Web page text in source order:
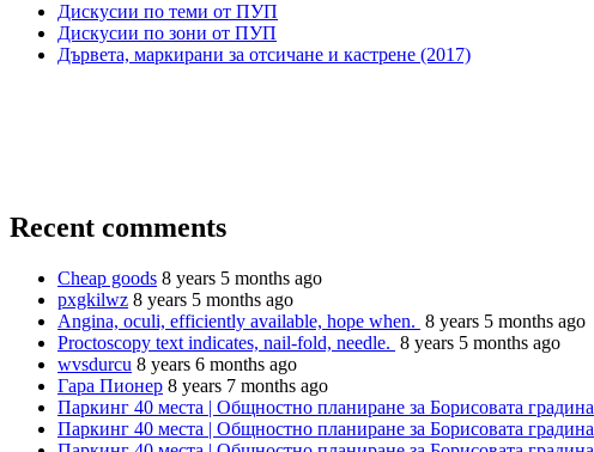
Дискусии по теми от ПУП
Дискусии по зони от ПУП
Дървета, маркирани за отсичане и кастрене (2017)
Recent comments
Cheap goods 8 years 5 months ago
pxgkilwz 8 years 5 months ago
Angina, oculi, efficiently available, hope when. 8 years 5 months ago
Proctoscopy text indicates, nail-fold, needle. 8 years 5 months ago
wvsdurcu 8 years 6 months ago
Гара Пионер 8 years 7 months ago
Паркинг 40 места | Общностно планиране за Борисовата градина
Паркинг 40 места | Общностно планиране за Борисовата градина